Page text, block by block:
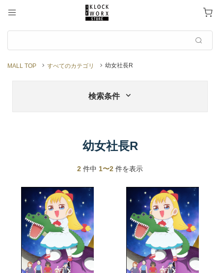
MALL TOP すべてのカテゴリ 幼女社長R
検索条件
幼女社長R
2 件中 1〜2 件を表示